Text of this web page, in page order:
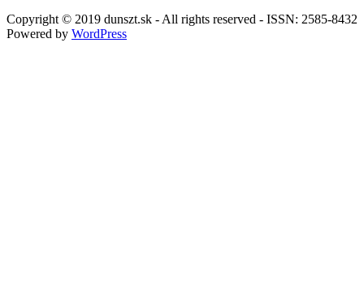
Copyright © 2019 dunszt.sk - All rights reserved - ISSN: 2585-8432
Powered by WordPress